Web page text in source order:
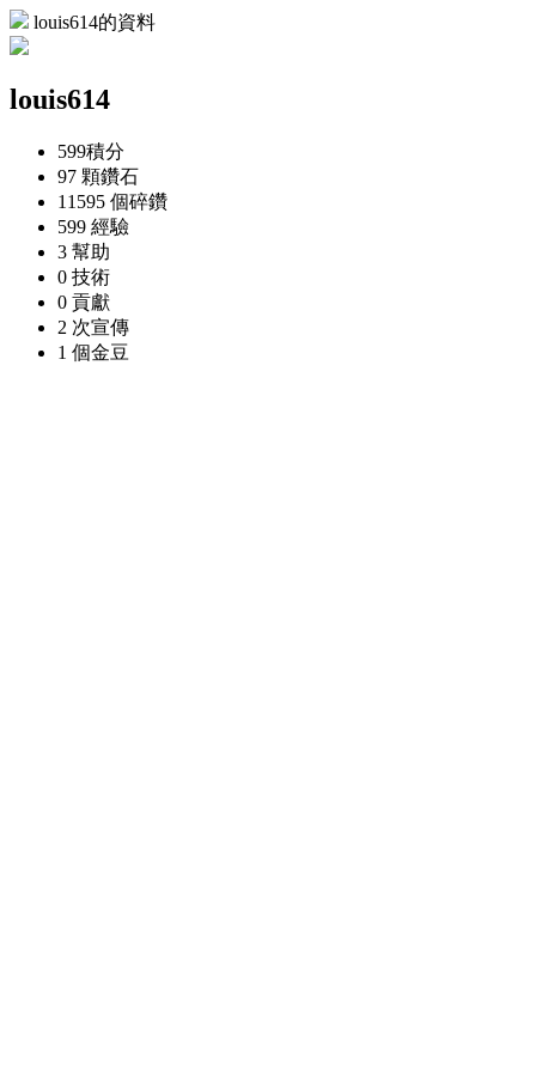
louis614的資料
louis614
599積分
97 顆鑽石
11595 個碎鑽
599 經驗
3 幫助
0 技術
0 貢獻
2 次宣傳
1 個金豆